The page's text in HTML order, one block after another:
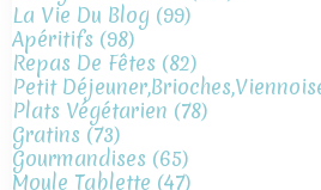
La Vie Du Blog (99)
Apéritifs (98)
Repas De Fêtes (82)
Petit
Plats Végétarien (78)
Gratins (73)
Gourmandises (65)
Moule Tablette (47)